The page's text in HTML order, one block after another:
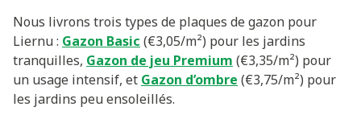
Nous livrons trois types de plaques de gazon pour
Liernu : Gazon Basic (€3,05/m²) pour les jardins
tranquilles, Gazon de jeu Premium (€3,35/m²) pour
un usage intensif, et Gazon d’ombre (€3,75/m²) pour
les jardins peu ensoleillés.